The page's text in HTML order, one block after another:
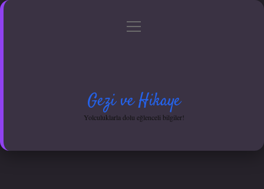
Gizlilik Politikası
menüyü
Gezi ve Hikaye
Yolculuklarla dolu eğlenceli bilgiler!